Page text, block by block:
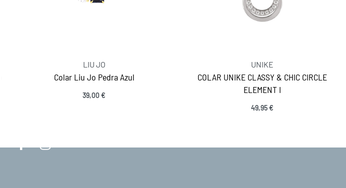
LIU JO
Colar Liu Jo Pedra Azul
39,00€
UNIKE
COLAR UNIKE CLASSY & CHIC CIRCLE
ELEMENT I
49,95€